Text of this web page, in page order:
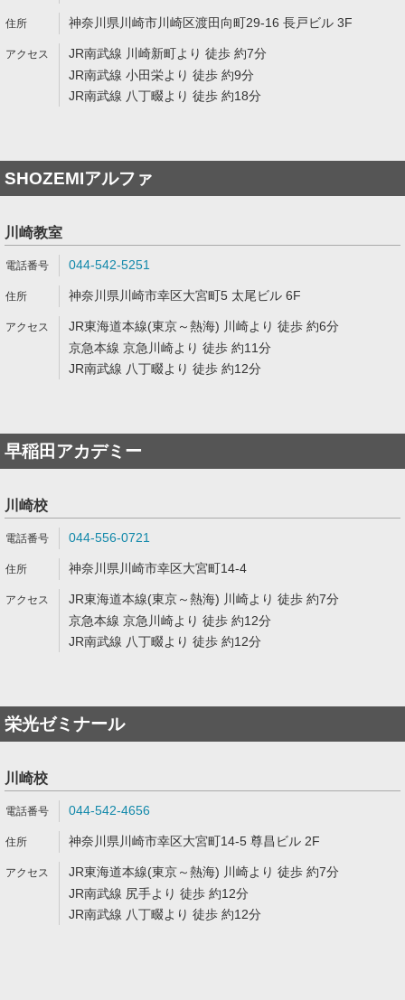
神奈川県川崎市川崎区渡田向町29-16 長戸ビル 3F
JR南武線 川崎新町より 徒歩 約7分
JR南武線 小田栄より 徒歩 約9分
JR南武線 八丁畷より 徒歩 約18分
SHOZEMIアルファ
川崎教室
044-542-5251
神奈川県川崎市幸区大宮町5 太尾ビル 6F
JR東海道本線(東京～熱海) 川崎より 徒歩 約6分
京急本線 京急川崎より 徒歩 約11分
JR南武線 八丁畷より 徒歩 約12分
早稲田アカデミー
川崎校
044-556-0721
神奈川県川崎市幸区大宮町14-4
JR東海道本線(東京～熱海) 川崎より 徒歩 約7分
京急本線 京急川崎より 徒歩 約12分
JR南武線 八丁畷より 徒歩 約12分
栄光ゼミナール
川崎校
044-542-4656
神奈川県川崎市幸区大宮町14-5 尊昌ビル 2F
JR東海道本線(東京～熱海) 川崎より 徒歩 約7分
JR南武線 尻手より 徒歩 約12分
JR南武線 八丁畷より 徒歩 約12分